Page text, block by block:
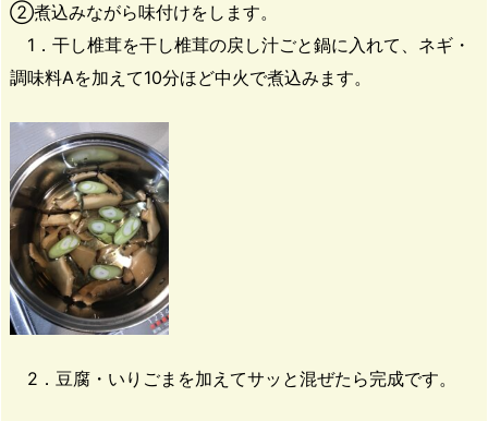
②煮込みながら味付けをします。
1．干し椎茸を干し椎茸の戻し汁ごと鍋に入れて、ネギ・
調味料Aを加えて10分ほど中火で煮込みます。
2．豆腐・いりごまを加えてサッと混ぜたら完成です。